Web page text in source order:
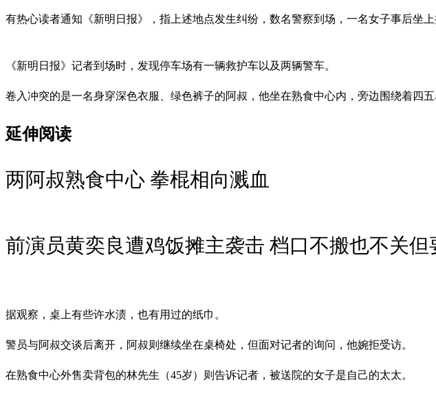
有热心读者通知《新明日报》，指上述地点发生纠纷，数名警察到场，一名女子事后坐上
《新明日报》记者到场时，发现停车场有一辆救护车以及两辆警车。
卷入冲突的是一名身穿深色衣服、绿色裤子的阿叔，他坐在熟食中心内，旁边围绕着四五
延伸阅读
两阿叔熟食中心 拳棍相向溅血
前演员黄奕良遭鸡饭摊主袭击 档口不搬也不关但
据观察，桌上有些许水渍，也有用过的纸巾。
警员与阿叔交谈后离开，阿叔则继续坐在桌椅处，但面对记者的询问，他婉拒受访。
在熟食中心外售卖背包的林先生（45岁）则告诉记者，被送院的女子是自己的太太。